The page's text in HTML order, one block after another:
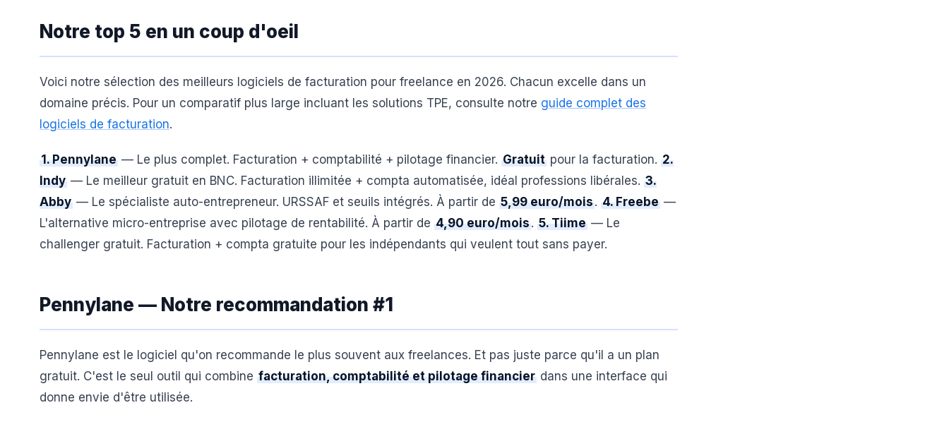
Notre top 5 en un coup d'oeil
Voici notre sélection des meilleurs logiciels de facturation pour freelance en 2026. Chacun excelle dans un
domaine précis. Pour un comparatif plus large incluant les solutions TPE, consulte notre guide complet des
logiciels de facturation.
1. Pennylane — Le plus complet. Facturation + comptabilité + pilotage financier. Gratuit pour la facturation. 2.
Indy — Le meilleur gratuit en BNC. Facturation illimitée + compta automatisée, idéal professions libérales. 3.
Abby — Le spécialiste auto-entrepreneur. URSSAF et seuils intégrés. À partir de 5,99 euro/mois. 4. Freebe —
L'alternative micro-entreprise avec pilotage de rentabilité. À partir de 4,90 euro/mois. 5. Tiime — Le
challenger gratuit. Facturation + compta gratuite pour les indépendants qui veulent tout sans payer.
Pennylane — Notre recommandation #1
Pennylane est le logiciel qu'on recommande le plus souvent aux freelances. Et pas juste parce qu'il a un plan
gratuit. C'est le seul outil qui combine facturation, comptabilité et pilotage financier dans une interface qui
donne envie d'être utilisée.